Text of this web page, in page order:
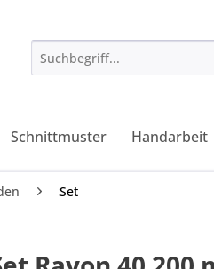
Schnittmuster Handarbeit
Set